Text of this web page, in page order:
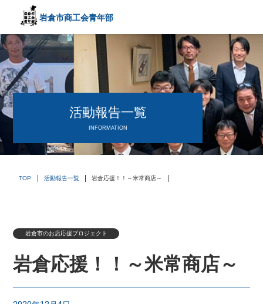
岩倉市商工会青年部
〒482－0042
愛知県岩倉市中本町西出口31-1
TEL:0587-66-3400
FAX:0587-66-3417
頑張る中小企業を応援します！
活動報告一覧
INFORMATION
TOP 活動報告一覧 岩倉応援！！～米常商店～
岩倉市のお店応援プロジェクト
岩倉応援！！～米常商店～